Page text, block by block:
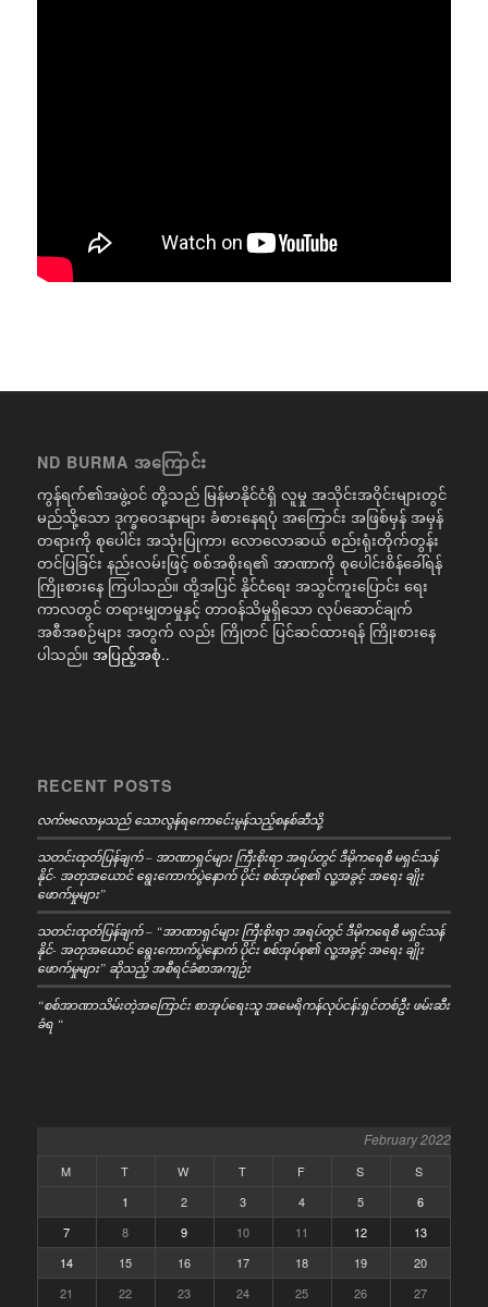
ND BURMA အကြောင်း
ကွန်ရက်၏အဖွဲ့ဝင် တို့သည် မြန်မာနိုင်ငံရှိ လူမှု အသိုင်းအဝိုင်းများတွင်
မည်သို့သော ဒုက္ခဝေဒနာများ ခံစားနေရပုံ အကြောင်း အဖြစ်မှန် အမှန်
တရားကို စုပေါင်း အသုံးပြုကာ၊ လောလောဆယ် စည်းရုံးတိုက်တွန်း
တင်ပြခြင်း နည်းလမ်းဖြင့် စစ်အစိုးရ၏ အာဏာကို စုပေါင်းစိန်ခေါ်ရန်
ကြိုးစားနေ ကြပါသည်။ ထို့အပြင် နိုင်ငံရေး အသွင်ကူးပြောင်း ရေး
ကာလတွင် တရားမျှတမှုနှင့် တာဝန်သိမှုရှိသော လုပ်ဆောင်ချက်
အစီအစဉ်များ အတွက် လည်း ကြိုတင် ပြင်ဆင်ထားရန် ကြိုးစားနေ
ပါသည်။ အပြည့်အစုံ..
RECENT POSTS
လက်ဗလောမှသည် သောလွန်ရကောင်ေးမွန်သည့်စနစ်ဆီသို့
သတင်းထုတ်ပြန်ချက် – အာဏာရှင်များ ကြီးစိုးရာ အရပ်တွင် ဒီမိုကရေစီ မရှင်သန်
နိုင်- အတုအယောင် ရွေးကောက်ပွဲနောက် ပိုင်း စစ်အုပ်စု၏ လူ့အခွင့် အရေး ချိုး
ဖောက်မှုများ”
သတင်းထုတ်ပြန်ချက် – “အာဏာရှင်များ ကြီးစိုးရာ အရပ်တွင် ဒီမိုကရေစီ မရှင်သန်
နိုင်- အတုအယောင် ရွေးကောက်ပွဲနောက် ပိုင်း စစ်အုပ်စု၏ လူ့အခွင့် အရေး ချိုး
ဖောက်မှုများ” ဆိုသည့် အစီရင်ခံစာအကျဉ်း
“စစ်အာဏာသိမ်းတဲ့အကြောင်း စာအုပ်ရေးသူ အမေရိကန်လုပ်ငန်းရှင်တစ်ဦး ဖမ်းဆီး
ခံရ “
February 2022
M T W T F S
S
1
2 3 4 5
6
7
8 9 10 11 12
13
14
15 16 17 18 19
20
21
22 23 24 25 26 27